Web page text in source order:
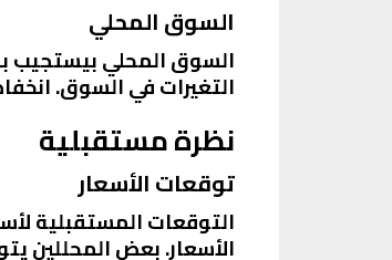
السوق المحلي
السوق المحلي بيستجيب
التغيرات في السوق.
نظرة مستقبلية
توقعات الأسعار
التوقعات المستقبلية
الأسعار. بعض المحللين